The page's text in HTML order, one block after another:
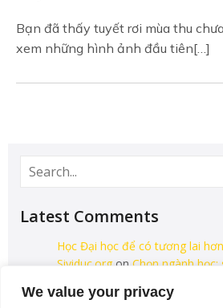
We value your privacy
Bạn đã thấy tuyết rơi mùa thu
xem những hình ảnh đầu tiên[…]
Latest Comments
Học Đại học để có tương lai
Sividuc.orgon Chọn ngành học:
12/08/2016